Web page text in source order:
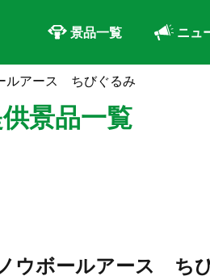
景品一覧 ニュ
ルアース ちびぐるみ
景品一覧
ノウボールアース ち